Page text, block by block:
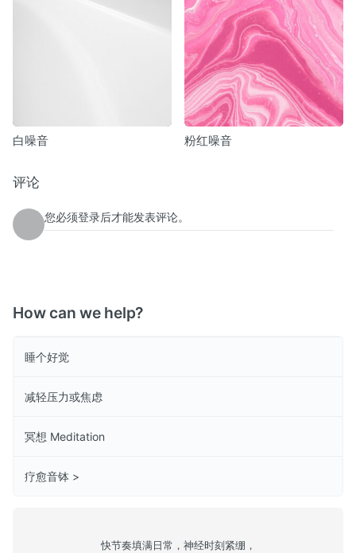
白噪音 粉红噪音
评论
您必须登录后才能发表评论。
How can we help?
睡个好觉
减轻压力或焦虑
冥想 Meditation
疗愈音钵 >
快节奏填满日常，神经时刻紧绷，